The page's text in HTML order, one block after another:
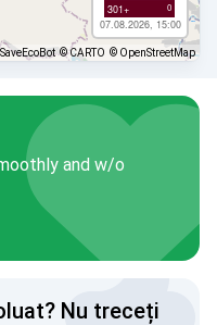
301+ 0
07.08.2026, 15:00
© CARTO © OpenStreetMap
and w/o
Nu treceți